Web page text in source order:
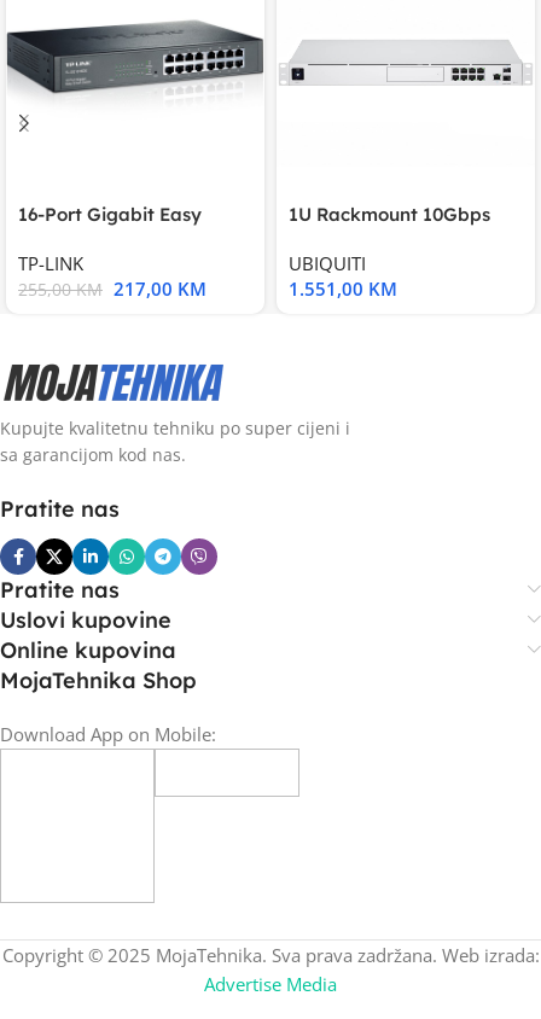
16-Port Gigabit Easy
TP-LINK
255,00KM 217,00 KM
1U Rackmount 10Gbps
UBIQUITI
1.551,00 KM
Kupujte kvalitetnu tehniku po super cijeni i
sa garancijom kod nas.
Pratite nas
Pratite nas
Uslovi kupovine
Online kupovina
MojaTehnika Shop
Download App on Mobile:
Copyright © 2025 MojaTehnika. Sva prava zadržana. Web izrada:
Advertise Media